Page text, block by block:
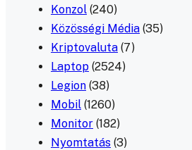
Konzol (240)
Közösségi Média (35)
Kriptovaluta (7)
Laptop (2524)
Legion (38)
Mobil (1260)
Monitor (182)
Nyomtatás (3)